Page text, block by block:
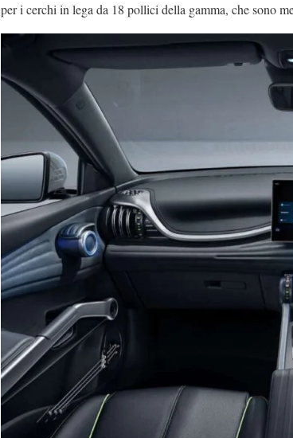
per i cerchi in lega da 18 pollici della gamma, che sono